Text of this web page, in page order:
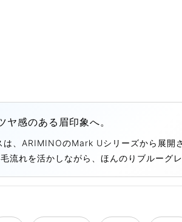
ヤ感のある眉印象へ。
、ARIMINOのMark Uシリーズから展開
流れを活かしながら、ほんのりブルーグ